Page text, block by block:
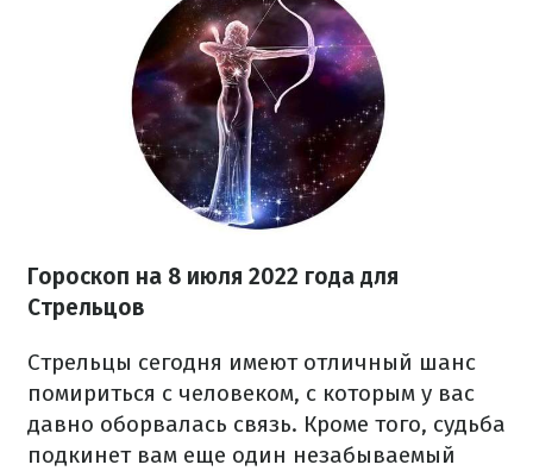
Гороскоп на 8 июля 2022 года для
Стрельцов
Стрельцы сегодня имеют отличный шанс
помириться с человеком, с которым у вас
давно оборвалась связь. Кроме того, судьба
подкинет вам еще один незабываемый